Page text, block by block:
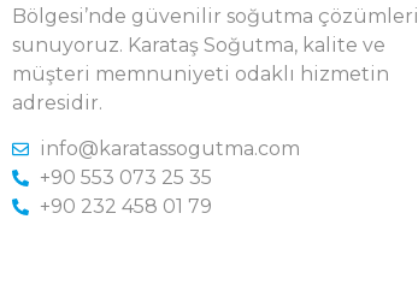
Bölgesi’nde güvenilir soğutma çözümleri
sunuyoruz. Karataş Soğutma, kalite ve
müşteri memnuniyeti odaklı hizmetin
adresidir.
info@karatassogutma.com
+90 553 073 25 35
+90 232 458 01 79